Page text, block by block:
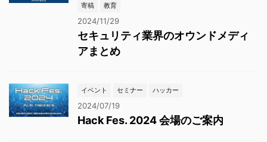
寄稿
教育
2024/11/29
セキュリティ業界のオウンドメディ
アまとめ
イベント セミナー ハッカー
2024/07/19
Hack Fes. 2024 会場のご案内